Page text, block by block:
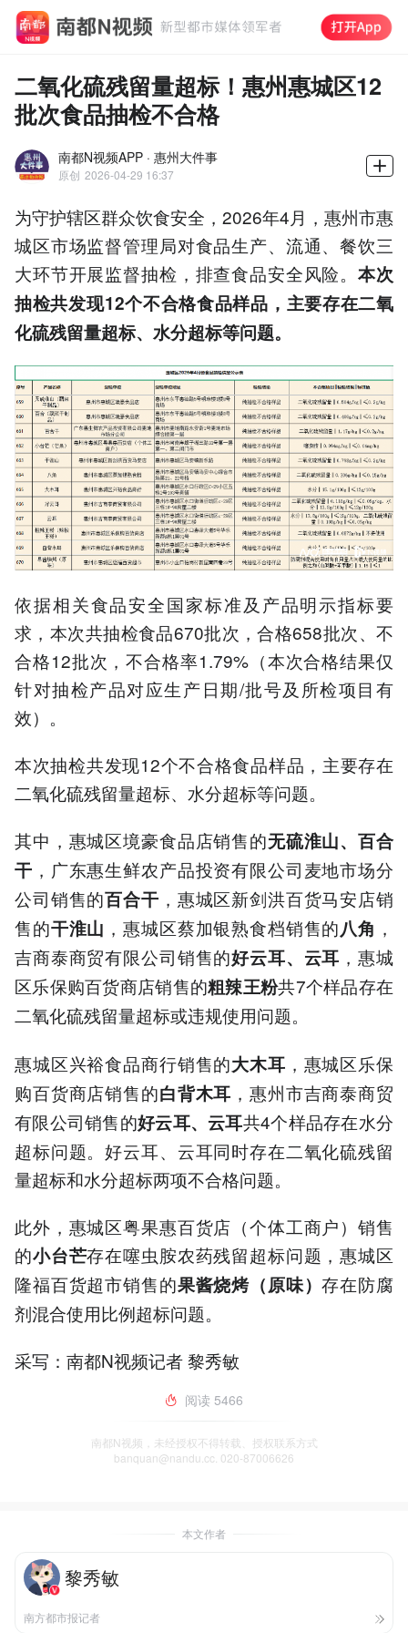
二氧化硫残留量超标！惠州惠城区12
批次食品抽检不合格
南都N视频APP · 惠州大件事
原创 2026-04-29 16:37
为守护辖区群众饮食安全，2026年4月，惠州市惠
城区市场监督管理局对食品生产、流通、餐饮三
大环节开展监督抽检，排查食品安全风险。本次
抽检共发现12个不合格食品样品，主要存在二氧
化硫残留量超标、水分超标等问题。
依据相关食品安全国家标准及产品明示指标要
求，本次共抽检食品670批次，合格658批次、不
合格12批次，不合格率1.79%（本次合格结果仅
针对抽检产品对应生产日期/批号及所检项目有
效）。
本次抽检共发现12个不合格食品样品，主要存在
二氧化硫残留量超标、水分超标等问题。
其中，惠城区境豪食品店销售的无硫淮山、百合
干 ，广东惠生鲜农产品投资有限公司麦地市场分
公司销售的百合干 ，惠城区新剑洪百货马安店销
售的干淮山 ，惠城区蔡加银熟食档销售的八角 ，
吉商泰商贸有限公司销售的好云耳、云耳 ，惠城
区乐保购百货商店销售的粗辣王粉共7个样品存在
二氧化硫残留量超标或违规使用问题。
惠城区兴裕食品商行销售的大木耳 ，惠城区乐保
购百货商店销售的白背木耳 ，惠州市吉商泰商贸
有限公司销售的好云耳、云耳共4个样品存在水分
超标问题。好云耳、云耳同时存在二氧化硫残留
量超标和水分超标两项不合格问题。
此外，惠城区粤果惠百货店（个体工商户）销售
的小台芒存在噻虫胺农药残留超标问题，惠城区
隆福百货超市销售的果酱烧烤（原味）存在防腐
剂混合使用比例超标问题。
采写：南都N视频记者 黎秀敏
阅读 5466
南都N视频，未经授权不得转载、授权联系方式
banquan@nandu.cc. 020-87006626
本文作者
黎秀敏
南方都市报记者